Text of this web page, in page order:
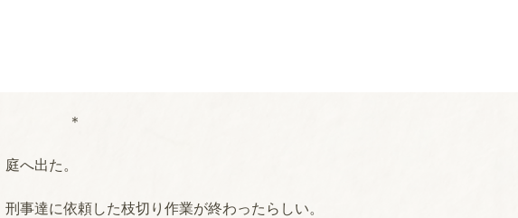
＊
庭へ出た。
刑事達に依頼した枝切り作業が終わったらしい。